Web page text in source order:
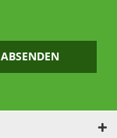
ABSENDEN